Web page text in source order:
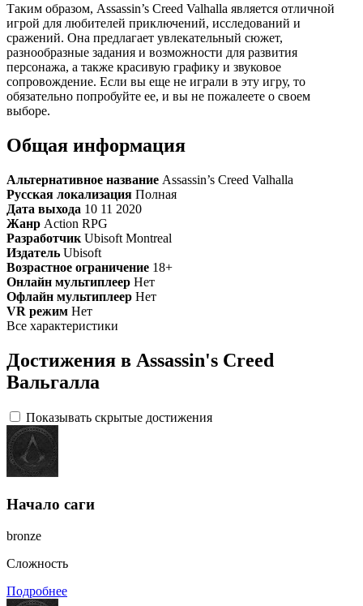
Таким образом, Assassin’s Creed Valhalla является отличной
игрой для любителей приключений, исследований и
сражений. Она предлагает увлекательный сюжет,
разнообразные задания и возможности для развития
персонажа, а также красивую графику и звуковое
сопровождение. Если вы еще не играли в эту игру, то
обязательно попробуйте ее, и вы не пожалеете о своем
выборе.
Общая информация
Альтернативное название Assassin’s Creed Valhalla
Русская локализация Полная
Дата выхода 10 11 2020
Жанр Action RPG
Разработчик Ubisoft Montreal
Издатель Ubisoft
Возрастное ограничение 18+
Онлайн мультиплеер Нет
Офлайн мультиплеер Нет
VR режим Нет
Все характеристики
Достижения в Assassin's Creed
Вальгалла
Показывать скрытые достижения
Начало саги
bronze
Сложность
Подробнее